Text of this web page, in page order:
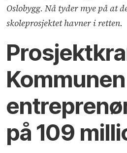
Oslobygg. Nå tyder mye på at
skoleprosjektet havner i retten.
på 109